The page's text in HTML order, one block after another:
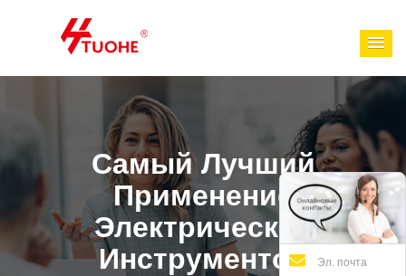
Самый Лучший
Применение
Электрических
Инструментов
Эл. почта